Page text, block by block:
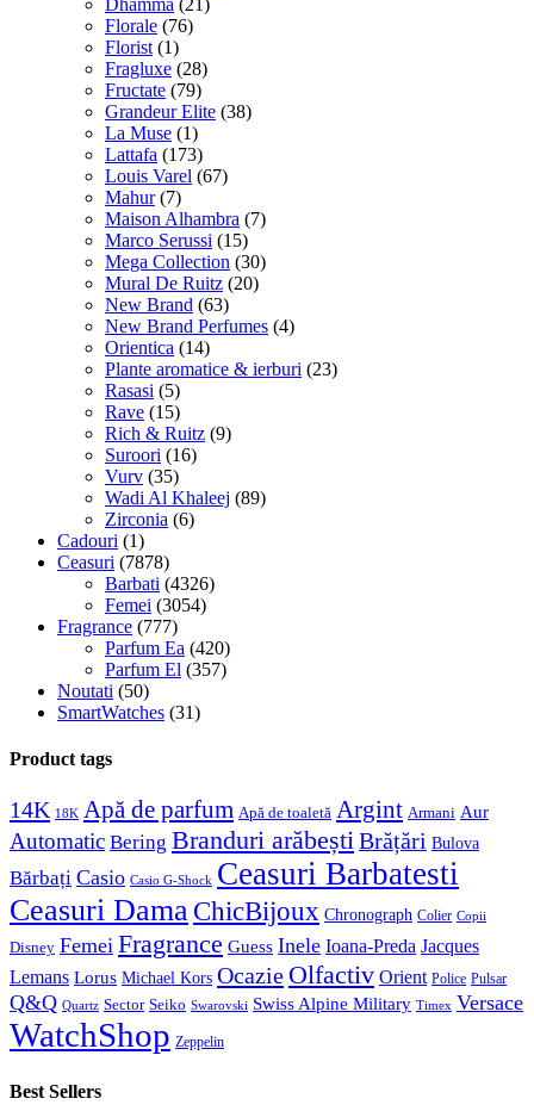
Dhamma (21)
Florale (76)
Florist (1)
Fragluxe (28)
Fructate (79)
Grandeur Elite (38)
La Muse (1)
Lattafa (173)
Louis Varel (67)
Mahur (7)
Maison Alhambra (7)
Marco Serussi (15)
Mega Collection (30)
Mural De Ruitz (20)
New Brand (63)
New Brand Perfumes (4)
Orientica (14)
Plante aromatice & ierburi (23)
Rasasi (5)
Rave (15)
Rich & Ruitz (9)
Suroori (16)
Vurv (35)
Wadi Al Khaleej (89)
Zirconia (6)
Cadouri (1)
Ceasuri (7878)
Barbati (4326)
Femei (3054)
Fragrance (777)
Parfum Ea (420)
Parfum El (357)
Noutati (50)
SmartWatches (31)
Product tags
14K 18K Apă de parfum Apă de toaletă Argint Armani Aur
Automatic Bering Branduri arăbeștiBrățări Bulova
Bărbați Casio Casio G-Shock Ceasuri Barbatesti
Ceasuri DamaChicBijoux Chronograph Colier Copii
Disney Femei Fragrance Guess Inele Ioana-Preda Jacques
Lemans Lorus Michael Kors Ocazie Olfactiv Orient Police Pulsar
Q&Q Quartz Sector Seiko Swarovski Swiss Alpine Military Timex Versace
WatchShop Zeppelin
Best Sellers